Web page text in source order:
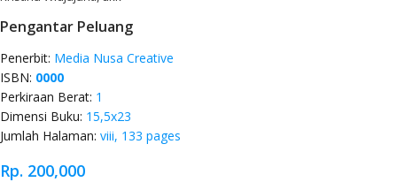
Pengantar Peluang
Penerbit: Media Nusa Creative
ISBN: 0000
Perkiraan Berat: 1
Dimensi Buku: 15,5x23
Jumlah Halaman: viii, 133 pages
Rp. 200,000